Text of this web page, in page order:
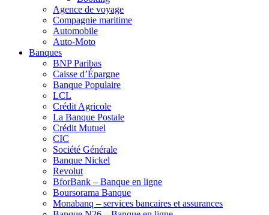
Agence de voyage
Compagnie maritime
Automobile
Auto-Moto
Banques
BNP Paribas
Caisse d’Épargne
Banque Populaire
LCL
Crédit Agricole
La Banque Postale
Crédit Mutuel
CIC
Société Générale
Banque Nickel
Revolut
BforBank – Banque en ligne
Boursorama Banque
Monabanq – services bancaires et assurances